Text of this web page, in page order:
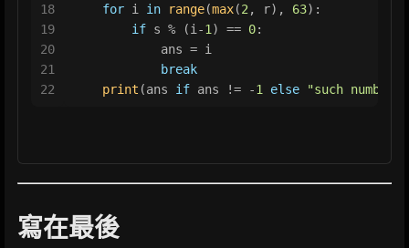
18
19
20
21
22
for i in range(max(2 , r), 63):
if s % (i-1 ) == 0:
            ans = i
break
print (ans if ans != -1 else "such
寫在最後